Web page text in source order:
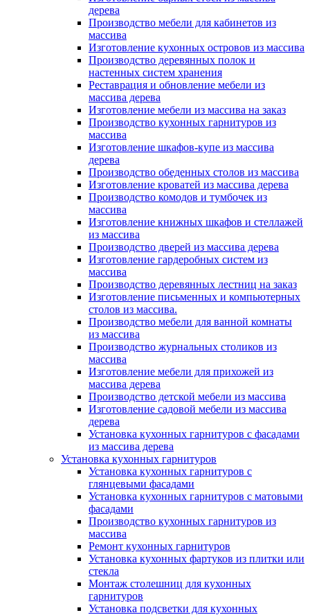
дерева
Производство мебели для кабинетов из
массива
Изготовление кухонных островов из массива
Производство деревянных полок и
настенных систем хранения
Реставрация и обновление мебели из
массива дерева
Изготовление мебели из массива на заказ
Производство кухонных гарнитуров из
массива
Изготовление шкафов-купе из массива
дерева
Производство обеденных столов из массива
Изготовление кроватей из массива дерева
Производство комодов и тумбочек из
массива
Изготовление книжных шкафов и стеллажей
из массива
Производство дверей из массива дерева
Изготовление гардеробных систем из
массива
Производство деревянных лестниц на заказ
Изготовление письменных и компьютерных
столов из массива.
Производство мебели для ванной комнаты
из массива
Производство журнальных столиков из
массива
Изготовление мебели для прихожей из
массива дерева
Производство детской мебели из массива
Изготовление садовой мебели из массива
дерева
Установка кухонных гарнитуров с фасадами
из массива дерева
Установка кухонных гарнитуров
Установка кухонных гарнитуров с
глянцевыми фасадами
Установка кухонных гарнитуров с матовыми
фасадами
Производство кухонных гарнитуров из
массива
Ремонт кухонных гарнитуров
Установка кухонных фартуков из плитки или
стекла
Монтаж столешниц для кухонных
гарнитуров
Установка подсветки для кухонных